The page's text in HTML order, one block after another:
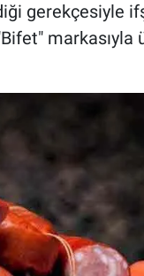
gerekçesiyle
markasıyla